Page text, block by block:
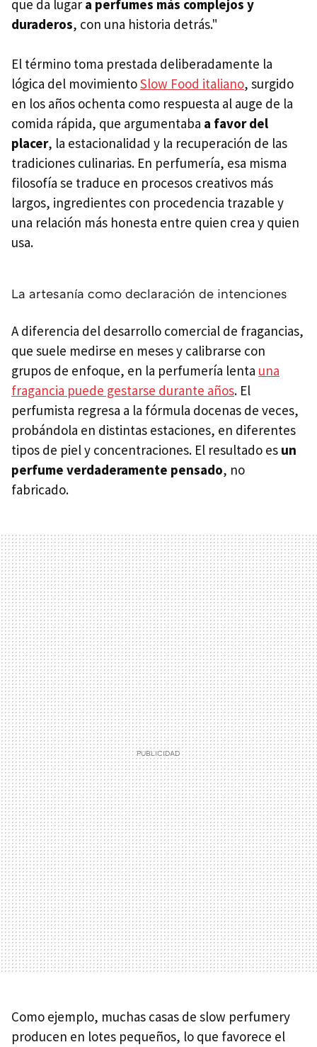
que da lugar a perfumes más complejos y
duraderos, con una historia detrás."
El término toma prestada deliberadamente la
lógica del movimientoSlow Food italiano, surgido
en los años ochenta como respuesta al auge de la
comida rápida, que argumentaba a favor del
placer, la estacionalidad y la recuperación de las
tradiciones culinarias. En perfumería, esa misma
filosofía se traduce en procesos creativos más
largos, ingredientes con procedencia trazable y
una relación más honesta entre quien crea y quien
usa.
La artesanía como declaración de intenciones
A diferencia del desarrollo comercial de fragancias,
que suele medirse en meses y calibrarse con
grupos de enfoque, en la perfumería lenta una
fragancia puede gestarse durante años. El
perfumista regresa a la fórmula docenas de veces,
probándola en distintas estaciones, en diferentes
tipos de piel y concentraciones. El resultado es un
perfume verdaderamente pensado, no
fabricado.
Como ejemplo, muchas casas de slow perfumery
producen en lotes pequeños, lo que favorece el